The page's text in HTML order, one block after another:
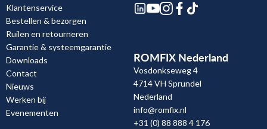
Klantenservice
Bestellen & bezorgen
Ruilen en retourneren
Garantie & systeemgarantie
Downloads
Contact
Nieuws
Werken bij
Evenementen
ROMFIX Nederland
Vosdonkseweg 4
4714 VH Sprundel
Nederland
info@romfix.nl
+31 (0) 88 888 4 176